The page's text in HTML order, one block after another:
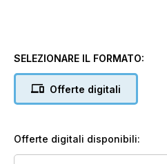
SELEZIONARE IL FORMATO:
Offerte digitali
Offerte digitali disponibili: